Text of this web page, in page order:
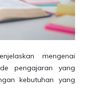
mengenai
pengajaran yang
kebutuhan yang